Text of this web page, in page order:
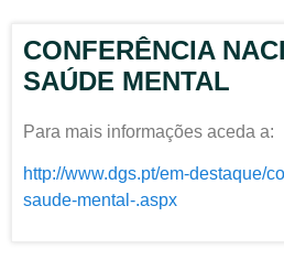
CONFERÊNCIA
SAÚDE MENTAL
Para mais informações aceda a:
http://www.dgs.pt/em-destaque/
saude-mental-.aspx